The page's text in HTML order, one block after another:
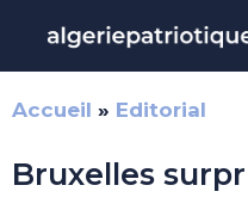
contenu
Accueil » Editorial
Bruxelles